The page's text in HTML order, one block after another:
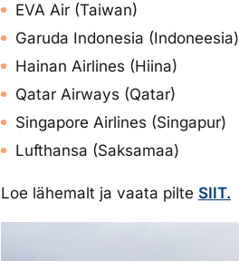
EVA Air (Taiwan)
Garuda Indonesia (Indoneesia)
Hainan Airlines (Hiina)
Qatar Airways (Qatar)
Singapore Airlines (Singapur)
Lufthansa (Saksamaa)
Loe lähemalt ja vaata pilte SIIT.